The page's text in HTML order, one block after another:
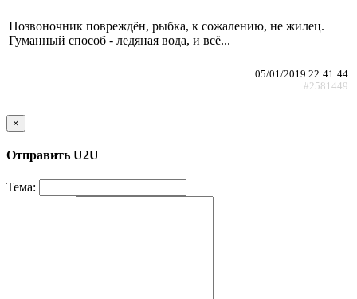
Позвоночник повреждён, рыбка, к сожалению, не жилец.
Гуманный способ - ледяная вода, и всё...
05/01/2019 22:41:44
#2581449
×
Отправить U2U
Тема: